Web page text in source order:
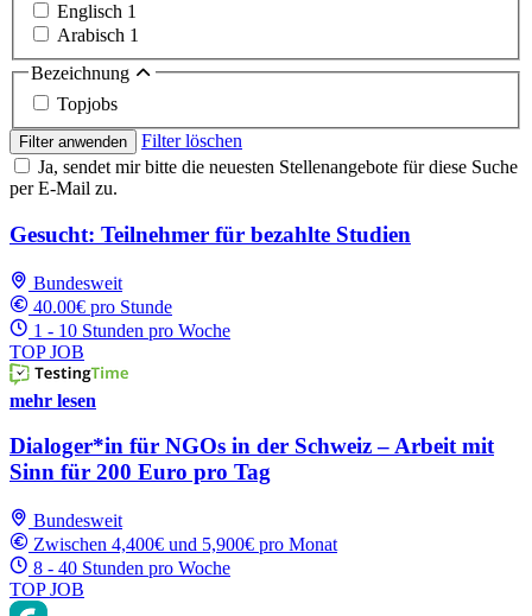
Englisch 1
Arabisch 1
Bezeichnung
Topjobs
Filter anwenden
Filter löschen
Ja, sendet mir bitte die neuesten Stellenangebote für diese Suche
per E-Mail zu.
Gesucht: Teilnehmer für bezahlte Studien
Bundesweit
40.00€ pro Stunde
1 - 10 Stunden pro Woche
TOP JOB
mehr lesen
Dialoger*in für NGOs in der Schweiz – Arbeit mit
Sinn für 200 Euro pro Tag
Bundesweit
Zwischen 4,400€ und 5,900€ pro Monat
8 - 40 Stunden pro Woche
TOP JOB